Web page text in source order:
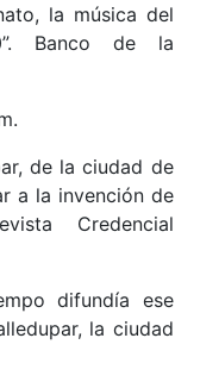
la música del
Banco de la
de la ciudad de
a la invención de
Credencial
difundía ese
la ciudad